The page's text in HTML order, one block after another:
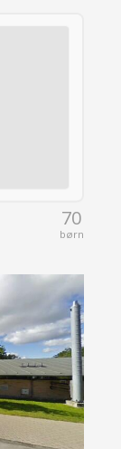
70
børn